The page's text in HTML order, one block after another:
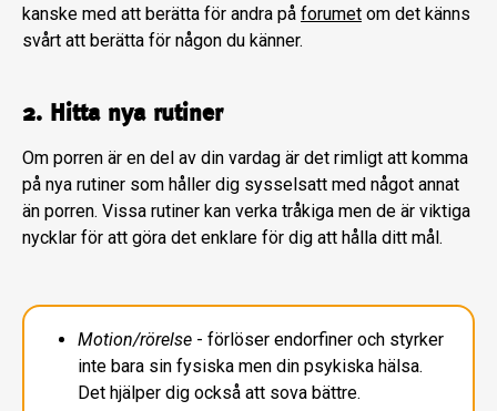
kanske med att berätta för andra på forumet om det känns
svårt att berätta för någon du känner.
2. Hitta nya rutiner
Om porren är en del av din vardag är det rimligt att komma
på nya rutiner som håller dig sysselsatt med något annat
än porren. Vissa rutiner kan verka tråkiga men de är viktiga
nycklar för att göra det enklare för dig att hålla ditt mål.
Motion/rörelse - förlöser endorfiner och styrker
inte bara sin fysiska men din psykiska hälsa.
Det hjälper dig också att sova bättre.